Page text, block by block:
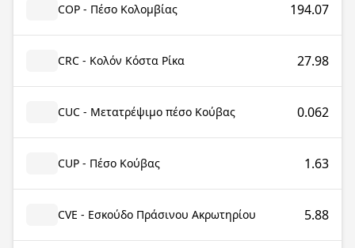
COP - Πέσο Κολομβίας 194.07
CRC - Κολόν Κόστα Ρίκα 27.98
CUC - Μετατρέψιμο πέσο Κούβας 0.062
CUP - Πέσο Κούβας 1.63
CVE - Εσκούδο Πράσινου Ακρωτηρίου 5.88